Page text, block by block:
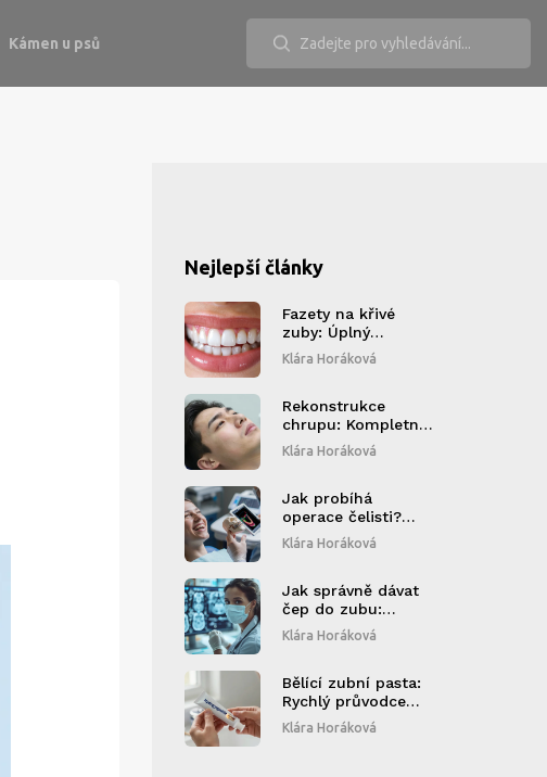
Kámen u psů
Nejlepší články
Fazety na křivé
zuby: Úplný
průvodce přínosy a
rizika pro váš
Klára Horáková
Rekonstrukce
chrupu: Kompletní
průvodce prvními
dny po zákroku
Klára Horáková
Jak probíhá
operace čelisti?
Krok za krokem od
přípravy až po
Klára Horáková
Jak správně dávat
čep do zubu:
Kompletní průvodce
Klára Horáková
Bělící zubní pasta:
Rychlý průvodce
pro začátečníky
Klára Horáková